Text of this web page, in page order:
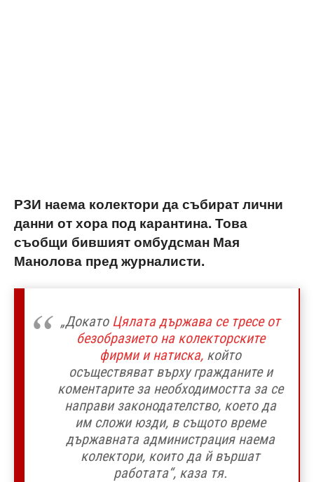
РЗИ наема колектори да събират лични
данни от хора под карантина. Това
съобщи бившият омбудсман Мая
Манолова пред журналисти.
„Докато Цялата държава се тресе от
безобразието на колекторските
фирми и натиска, който
осъществяват върху гражданите и
коментарите за необходимостта за се
направи законодателство, което да
им сложи юзди, в същото време
държавната администрация наема
колектори, които да й вършат
работата“, каза тя.